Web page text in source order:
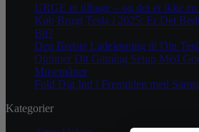
URGE er tilbage – og det er ikke en
Køb Brugt Tesla i 2025: Er Det
Bil?
Den Bedste Ladeløsning til Din
Optimer Dit Gaming Setup Med
Musemåtter
Fold Dig Ind i Fremtiden med
Kategorier